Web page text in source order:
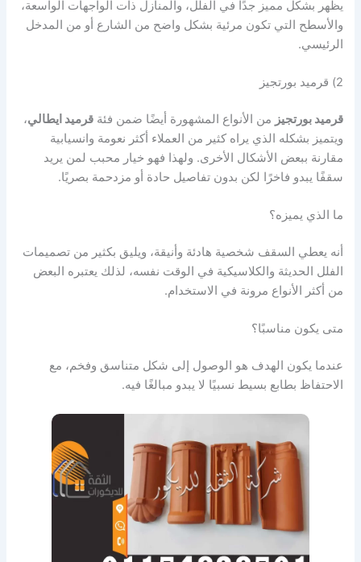
يظهر بشكل مميز جدًا في الفلل، والمنازل ذات الواجهات الواسعة،
والأسطح التي تكون مرئية بشكل واضح من الشارع أو من المدخل
الرئيسي.
2) قرميد بورتجيز
قرميد بورتجيز من الأنواع المشهورة أيضًا ضمن فئةقرميد ايطالي،
ويتميز بشكله الذي يراه كثير من العملاء أكثر نعومة وانسيابية
مقارنة ببعض الأشكال الأخرى. ولهذا فهو خيار محبب لمن يريد
سقفًا يبدو فاخرًا لكن بدون تفاصيل حادة أو مزدحمة بصريًا.
ما الذي يميزه؟
أنه يعطي السقف شخصية هادئة وأنيقة، ويليق بكثير من تصميمات
الفلل الحديثة والكلاسيكية في الوقت نفسه، لذلك يعتبره البعض
من أكثر الأنواع مرونة في الاستخدام.
متى يكون مناسبًا؟
عندما يكون الهدف هو الوصول إلى شكل متناسق وفخم، مع
الاحتفاظ بطابع بسيط نسبيًا لا يبدو مبالغًا فيه.